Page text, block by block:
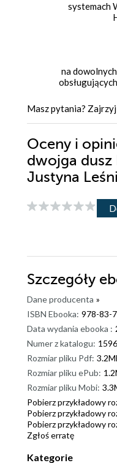
systemach
na
Masz pytania? Zajrzyj
Oceny i
dwojga dusz
Justyna
Szczegóły
Dane producenta »
ISBN Ebooka: 978-83-
Data wydania ebooka :
Numer z katalogu:
Rozmiar pliku Pdf:
Rozmiar pliku ePub:
Rozmiar pliku Mobi:
Pobierz przykładowy
Pobierz przykładowy
Pobierz przykładowy
Zgłoś erratę
Kategorie